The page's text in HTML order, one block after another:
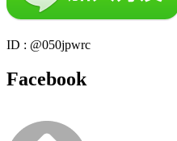
ID : @050jpwrc
Facebook